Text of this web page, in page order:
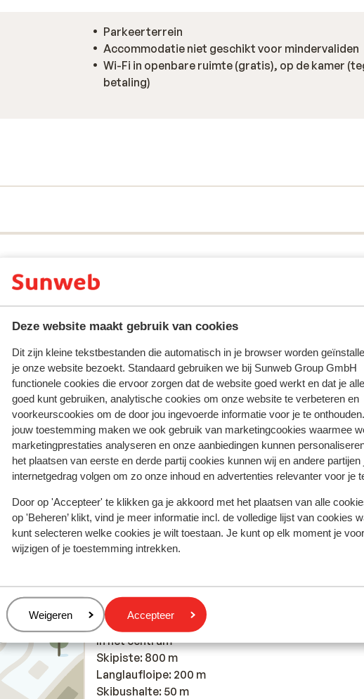
Deze website maakt gebruik van cookies
Dit zijn kleine tekstbestanden die automatisch in je browser worden
je onze website bezoekt. Standaard gebruiken we bij Sunweb Group GmbH
functionele cookies die ervoor zorgen dat de website goed werkt en dat je
goed kunt gebruiken, analytische cookies om onze website te verbeteren en
voorkeurscookies om de door jou ingevoerde informatie voor je te
jouw toestemming maken we ook gebruik van marketingcookies waarmee
marketingprestaties analyseren en onze aanbiedingen kunnen
het plaatsen van eerste en derde partij cookies kunnen wij en andere partijen
internetgedrag volgen om zo onze inhoud en advertenties relevanter voor je
Door op 'Accepteer' te klikken ga je akkoord met het plaatsen van alle
op 'Beheren’ klikt, vind je meer informatie incl. de volledige lijst van cookies
kunt selecteren welke cookies je wilt toestaan. Je kunt op elk moment je
wijzigen of je toestemming intrekken.
Beheren
Weigeren Accepteer
Parkeerterrein
Accommodatie niet geschikt voor mindervaliden
Wi-Fi in openbare ruimte (gratis), op de kamer
betaling)
hun ervaring met ons product eerlijk weergeven.
Meest geboekt door met
15 mrt. 2026
ligging
ligging
Fantastisch
31 jan.
The hotel is well located in the village and only a 10
minute walk to the main gondola. The hotel is
the rooms are cleaned perfectly and all of the
are so helpful and courteous.i will be going back
The hotel is well located in the village and only a 10
minute walk to the main gondola. The hotel is
the rooms are cleaned perfectly and all of the
are so helpful and courteous.i will be going back
Vertalen naar het Nederlands (BE)
Paul O Vrienden
Afstanden
In het centrum
Skipiste: 800 m
Langlaufloipe: 200 m
Skibushalte: 50 m